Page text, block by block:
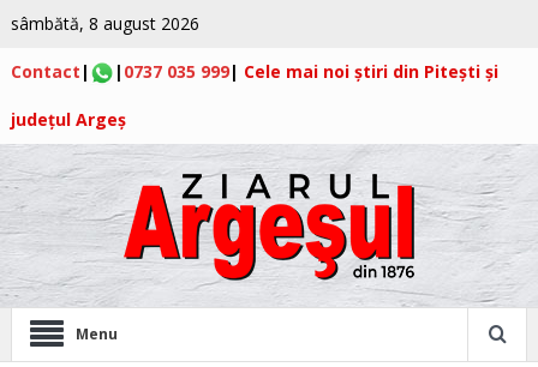
sâmbătă, 8 august 2026
Contact | | 0737 035 999| Cele mai noi știri din Pitești și
județul Argeș
Menu